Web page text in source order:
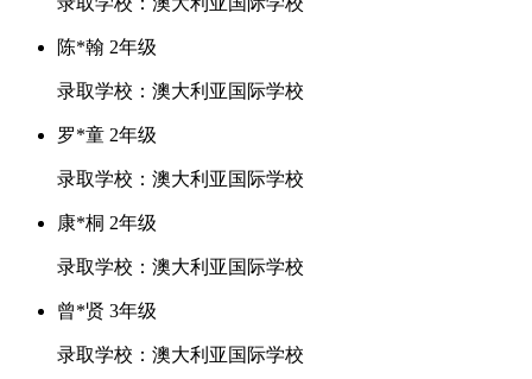
陈*翰 2年级
录取学校：澳大利亚国际学校
罗*童 2年级
录取学校：澳大利亚国际学校
康*桐 2年级
录取学校：澳大利亚国际学校
曾*贤 3年级
录取学校：澳大利亚国际学校